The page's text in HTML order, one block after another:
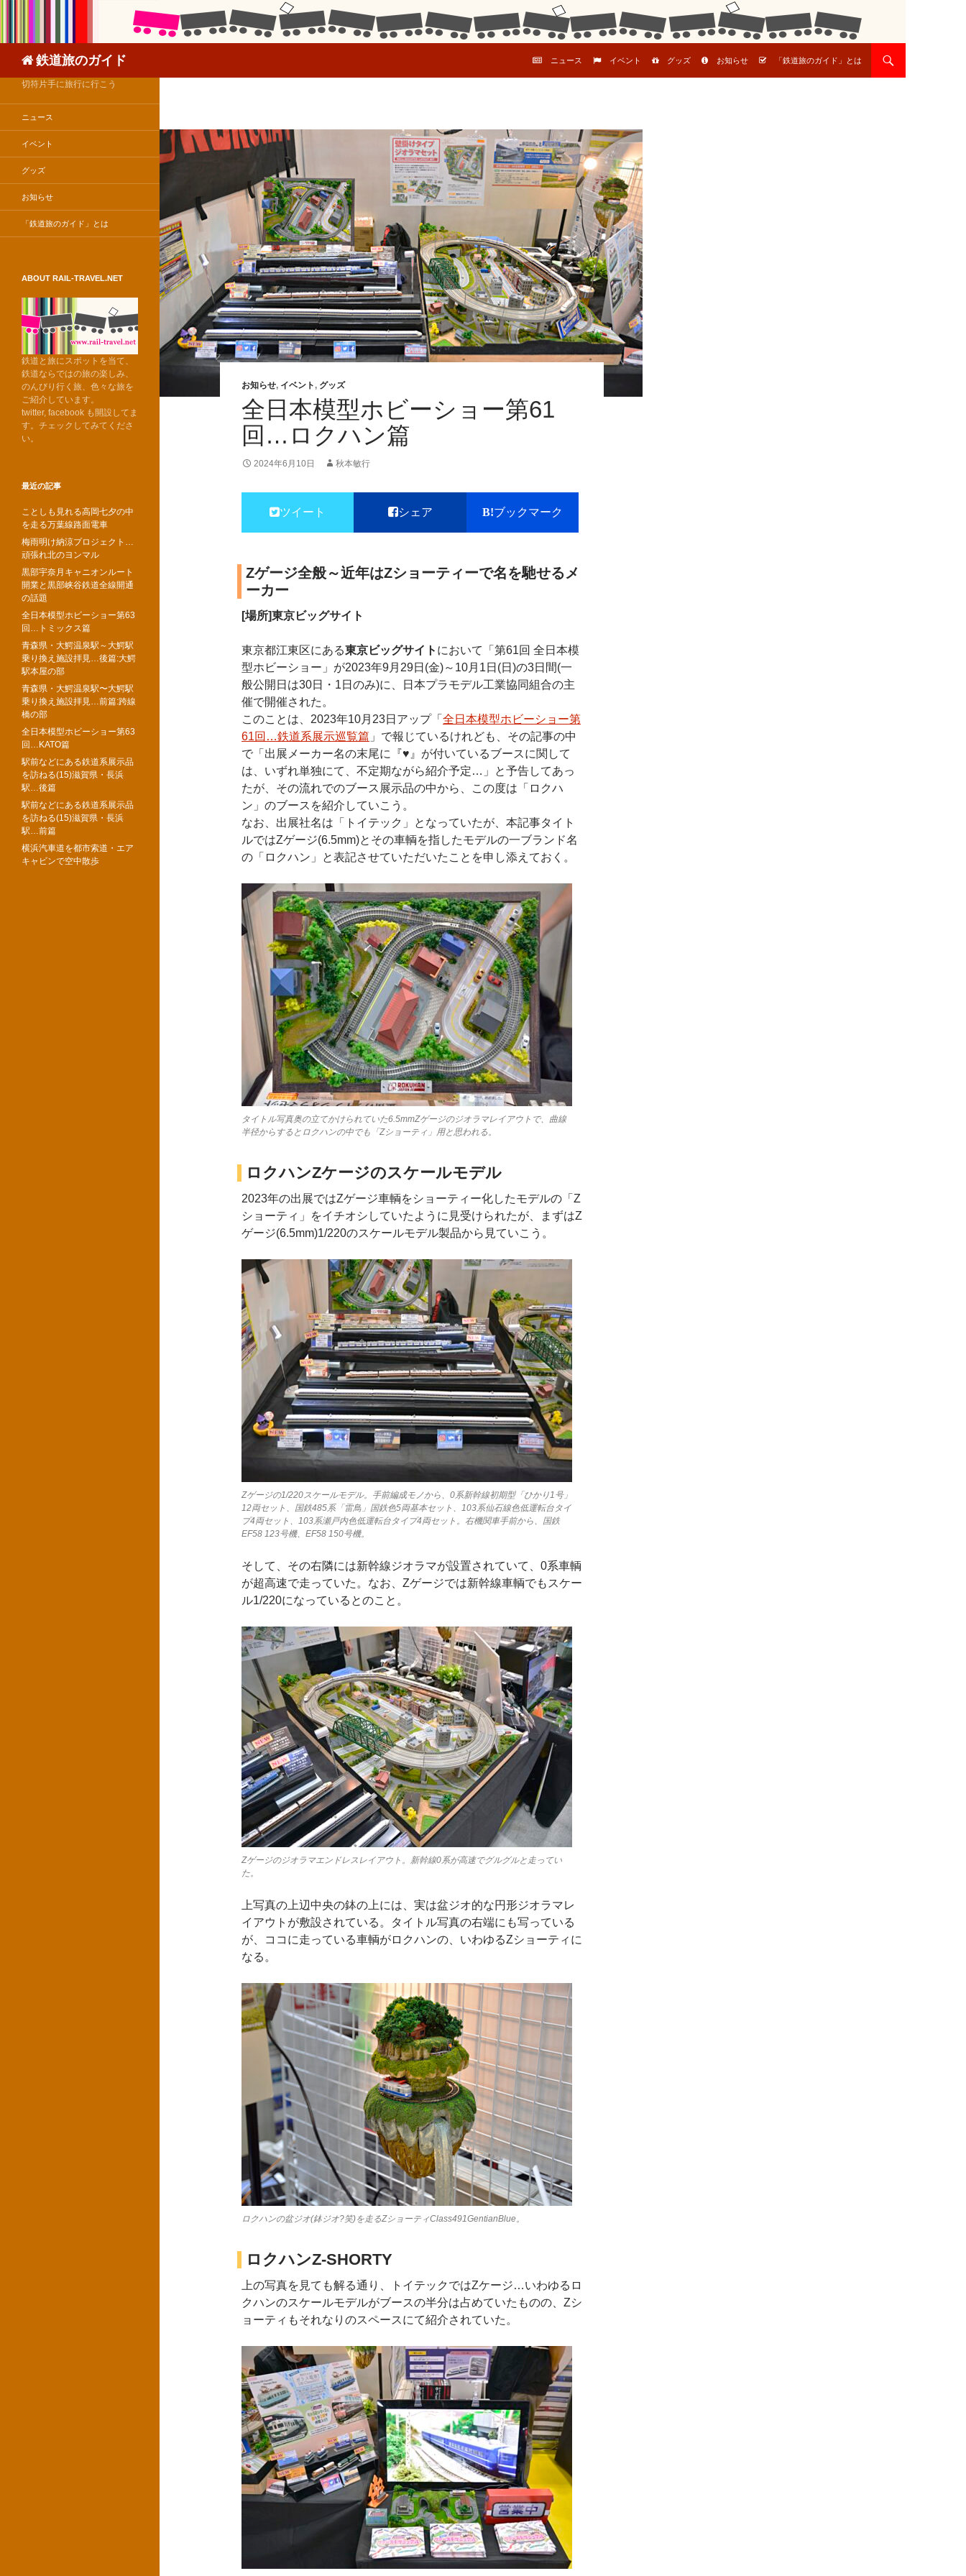
鉄道旅のガイド
ニュース
イベント グッズ お知らせ 「鉄道旅のガイド」とは
お知らせ, イベント , グッズ
全日本模型ホビーショー第61
回…ロクハン篇
2024年6月10日 秋本敏行
ツイート シェア ブックマーク
Zゲージ全般～近年はZショーティーで名を馳せるメ
ーカー
[場所]東京ビッグサイト
東京都江東区にある東京ビッグサイト において「第61回 全日本模
型ホビーショー」が2023年9月29日(金)～10月1日(日)の3日間(一
般公開日は30日・1日のみ)に、日本プラモデル工業協同組合の主
催で開催された。
このことは、2023年10月23日アップ「 全日本模型ホビーショー第
61回…鉄道系展示巡覧篇 」で報じているけれども、その記事の中
で「出展メーカー名の末尾に『♥』が付いているブースに関して
は、いずれ単独にて、不定期ながら紹介予定…」と予告してあっ
たが、その流れでのブース展示品の中から、この度は「ロクハ
ン」のブースを紹介していこう。
なお、出展社名は「トイテック」となっていたが、本記事タイト
ルではZゲージ(6.5mm)とその車輌を指したモデルの一ブランド名
の「ロクハン」と表記させていただいたことを申し添えておく。
タイトル写真奥の立てかけられていた6.5mmZゲージのジオラマレイアウトで、曲線
半径からするとロクハンの中でも「Zショーティ」用と思われる。
ロクハンZケージのスケールモデル
2023年の出展ではZゲージ車輌をショーティー化したモデルの「Z
ショーティ」をイチオシしていたように見受けられたが、まずはZ
ゲージ(6.5mm)1/220のスケールモデル製品から見ていこう。
Zゲージの1/220スケールモデル。手前編成モノから、0系新幹線初期型「ひかり1号」
12両セット、国鉄485系「雷鳥」国鉄色5両基本セット、103系仙石線色低運転台タイ
プ4両セット、103系瀬戸内色低運転台タイプ4両セット。右機関車手前から、国鉄
EF58 123号機、EF58 150号機。
そして、その右隣には新幹線ジオラマが設置されていて、0系車輌
が超高速で走っていた。なお、Zゲージでは新幹線車輌でもスケー
ル1/220になっているとのこと。
Zゲージのジオラマエンドレスレイアウト。新幹線0系が高速でグルグルと走ってい
た。
上写真の上辺中央の鉢の上には、実は盆ジオ的な円形ジオラマレ
イアウトが敷設されている。タイトル写真の右端にも写っている
が、ココに走っている車輌がロクハンの、いわゆるZショーティに
なる。
ロクハンの盆ジオ(鉢ジオ?笑)を走るZショーティClass491GentianBlue。
ロクハンZ-SHORTY
上の写真を見ても解る通り、トイテックではZケージ…いわゆるロ
クハンのスケールモデルがブースの半分は占めていたものの、Zシ
ョーティもそれなりのスペースにて紹介されていた。
切符片手に旅行に行こう
ニュース
イベント
グッズ
お知らせ
「鉄道旅のガイド」とは
ABOUT RAIL-TRAVEL.NET
鉄道と旅にスポットを当て、
鉄道ならではの旅の楽しみ、
のんびり行く旅、色々な旅を
ご紹介しています。
twitter, facebook も開設してま
す。チェックしてみてくださ
い。
最近の記事
ことしも見れる高岡七夕の中
を走る万葉線路面電車
梅雨明け納涼プロジェクト…
頑張れ北のヨンマル
黒部宇奈月キャニオンルート
開業と黒部峡谷鉄道全線開通
の話題
全日本模型ホビーショー第63
回…トミックス篇
青森県・大鰐温泉駅～大鰐駅
乗り換え施設拝見…後篇:大鰐
駅本屋の部
青森県・大鰐温泉駅〜大鰐駅
乗り換え施設拝見…前篇:跨線
橋の部
全日本模型ホビーショー第63
回…KATO篇
駅前などにある鉄道系展示品
を訪ねる(15)滋賀県・長浜
駅…後篇
駅前などにある鉄道系展示品
を訪ねる(15)滋賀県・長浜
駅…前篇
横浜汽車道を都市索道・エア
キャビンで空中散歩